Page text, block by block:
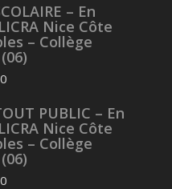
– En
Nice Côte
– Collège
PUBLIC – En
Nice Côte
– Collège